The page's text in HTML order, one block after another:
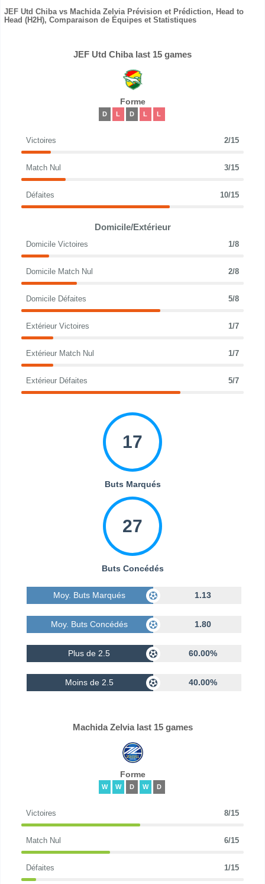
JEF Utd Chiba vs Machida Zelvia Prévision et Prédiction, Head to
Head (H2H), Comparaison de Équipes et Statistiques
JEF Utd Chiba last 15 games
Forme
D L D L L
Victoires 2/15
Match Nul 3/15
Défaites 10/15
Domicile/Extérieur
Domicile Victoires 1/8
Domicile Match Nul 2/8
Domicile Défaites 5/8
Extérieur Victoires 1/7
Extérieur Match Nul 1/7
Extérieur Défaites 5/7
17
Buts Marqués
27
Buts Concédés
Moy. Buts Marqués 1.13
Moy. Buts Concédés 1.80
Plus de 2.5 60.00%
Moins de 2.5 40.00%
Machida Zelvia last 15 games
Forme
W W D W D
Victoires 8/15
Match Nul 6/15
Défaites 1/15